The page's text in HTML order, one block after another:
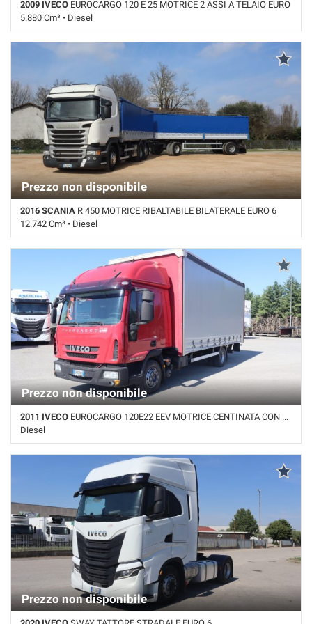
2009 IVECO EUROCARGO 120 E 25 MOTRICE 2 ASSI A TELAIO EURO
5.880 Cm³ • Diesel
715.000 Km • Cambio Manuale • Blu pastello
Prezzo non disponibile
2016 SCANIA R 450 MOTRICE RIBALTABILE BILATERALE EURO 6
12.742 Cm³ • Diesel
Km non disponibile • Cambio Automatico • Bianco pastello • Gancio
traino • Retarder/Intarder • Navigatore satellitare
Prezzo non disponibile
2011 IVECO EUROCARGO 120E22 EEV MOTRICE CENTINATA CON SPONDA
Diesel
Km non disponibile • Cambio Automatico • Bianco pastello
Prezzo non disponibile
Salva
le